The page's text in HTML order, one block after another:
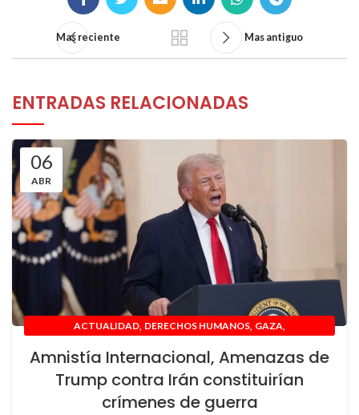
Mas reciente Mas antiguo
ENTRADAS RELACIONADAS
06
ABR
ACTUALIDAD, DERECHOS HUMANOS, GAZA,
Amnistía Internacional, Amenazas de
Trump contra Irán constituirían
crímenes de guerra